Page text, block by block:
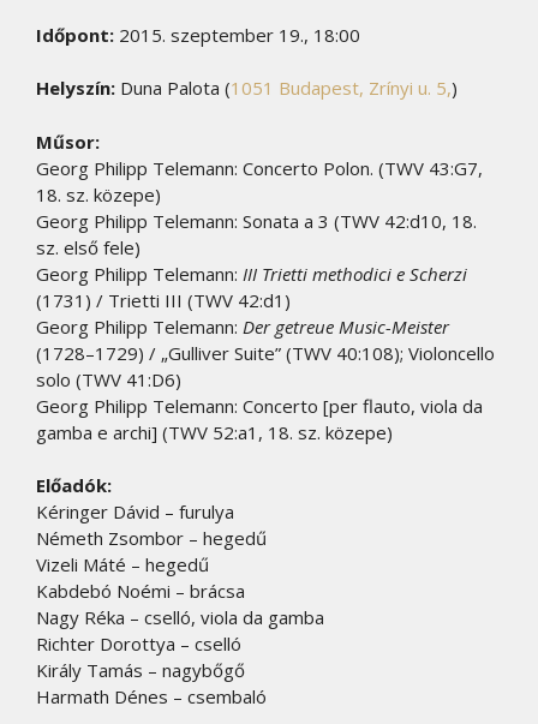
Időpont: 2015. szeptember 19., 18:00
Helyszín: Duna Palota (1051 Budapest, Zrínyi u. 5,)
Műsor:
Georg Philipp Telemann: Concerto Polon. (TWV 43:G7,
18. sz. közepe)
Georg Philipp Telemann: Sonata a 3 (TWV 42:d10, 18.
sz. első fele)
Georg Philipp Telemann: III Trietti methodici e Scherzi
(1731) / Trietti III (TWV 42:d1)
Georg Philipp Telemann: Der getreue Music-Meister
(1728–1729) / „Gulliver Suite” (TWV 40:108); Violoncello
solo (TWV 41:D6)
Georg Philipp Telemann: Concerto [per flauto, viola da
gamba e archi] (TWV 52:a1, 18. sz. közepe)
Előadók:
Kéringer Dávid – furulya
Németh Zsombor – hegedű
Vizeli Máté – hegedű
Kabdebó Noémi – brácsa
Nagy Réka – cselló, viola da gamba
Richter Dorottya – cselló
Király Tamás – nagybőgő
Harmath Dénes – csembaló